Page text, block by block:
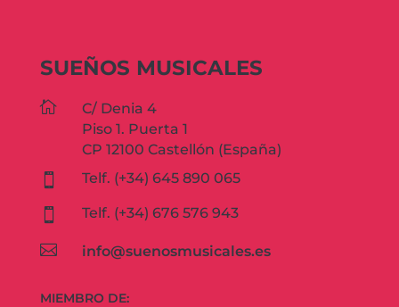
SUEÑOS MUSICALES

C/ Denia 4
Piso 1. Puerta 1
CP 12100 Castellón (España)

Telf. (+34) 645 890 065
 Telf. (+34) 676 576 943
 info@suenosmusicales.es
MIEMBRO DE: